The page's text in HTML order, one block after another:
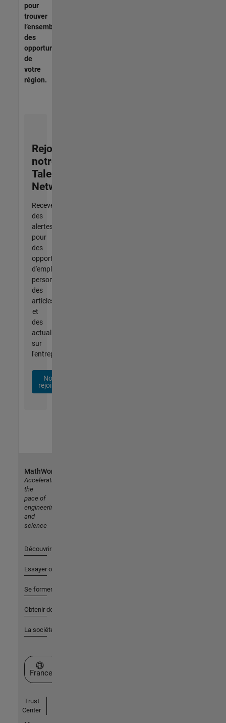
pour
trouver
l’ensemble
des
opportunités
de
votre
région.
Rejoignez
notre
Talent
Network
Recevez
des
alertes
pour
des
opportunités
d'emploi
personnalisées,
des
articles
et
des
actualités
sur
l'entreprise.
Nous
rejoindre
MathWorks
Accelerating
the
pace of
engineering
and
science
Découvrir les produits
Essayer ou acheter
Se former
Obtenir de l'aide
La société
Sélectionner un site web
France
Trust
Center